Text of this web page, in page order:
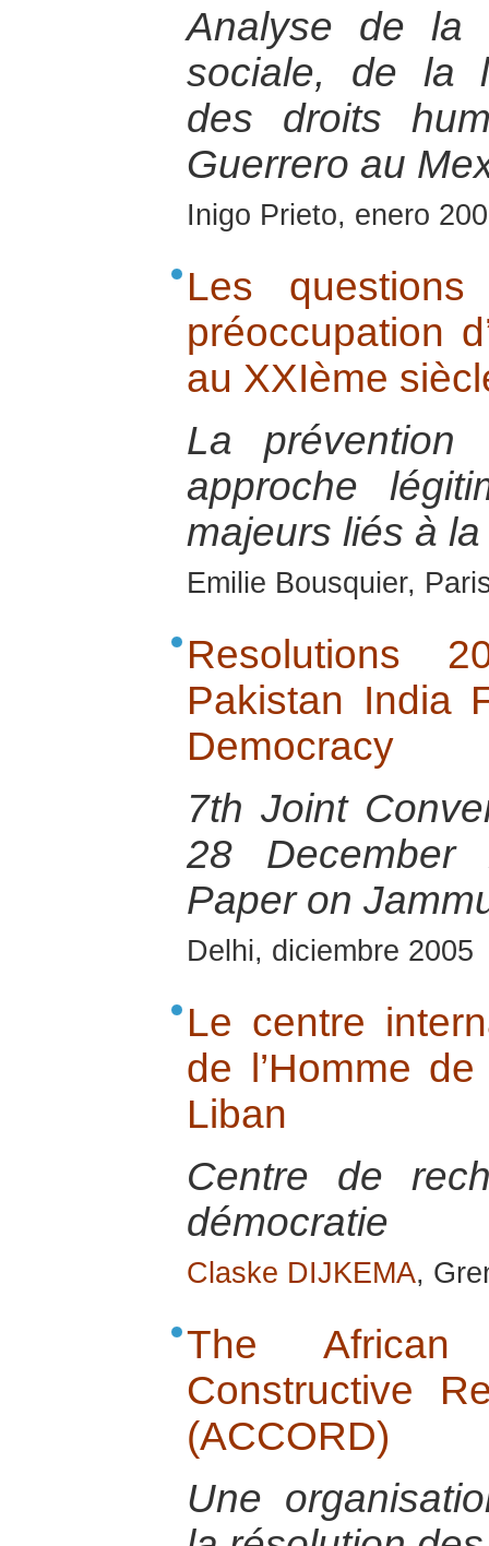
Analyse de la
sociale, de la
des droits
Guerrero au
Inigo Prieto, enero
Les
préoccupation
au XXIème
La prévention
approche
majeurs liés à
Emilie Bousquier,
Resolutions
Pakistan India
Democracy
7th Joint
28 December
Paper on
Delhi, diciembre 2005
Le centre
de l’Homme
Liban
Centre de
démocratie
Claske DIJKEMA,
The
Constructive
(ACCORD)
Une